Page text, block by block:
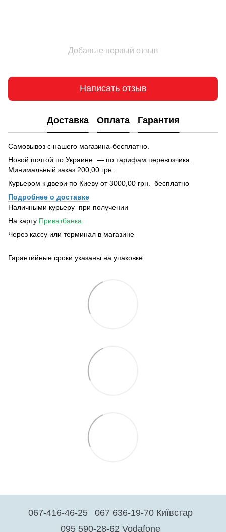
Добавьте первый отзыв
Написать отзыв
Доставка Оплата Гарантия
Самовывоз с нашего магазина-бесплатно.
Новой почтой по Украине — по тарифам перевозчика.
Минимальный заказ 200,00 грн.
Курьером к двери по Киеву от 3000,00 грн. бесплатно
Подробнее о доставке
Наличными курьеру при получении
На карту Приватбанка
Через кассу или терминал в магазине
Гарантийные сроки указаны на упаковке.
067-416-46-25
067 636-19-70 Київстар
095 590-28-62 Vodafone